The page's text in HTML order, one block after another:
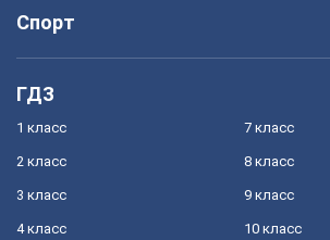
Спорт
ГДЗ
1 класс
2 класс
3 класс
4 класс
7 класс
8 класс
9 класс
10 класс